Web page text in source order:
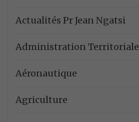
Actualités Pr Jean Ngatsi
Administration Territoriale
Aéronautique
Agriculture